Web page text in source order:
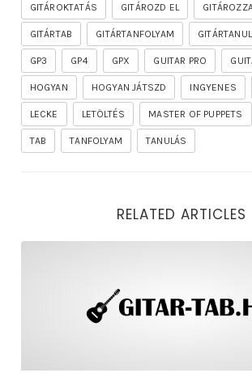
GITÁROKTATÁS GITÁROZD EL
GITÁRTAB GITÁRTANFOLYAM
GP3 GP4 GPX GUITAR PRO
HOGYAN HOGYAN JÁTSZD INGYENES
LECKE LETÖLTÉS MASTER OF PUPPETS
TAB TANFOLYAM TANULÁS
RELATED ARTICLES